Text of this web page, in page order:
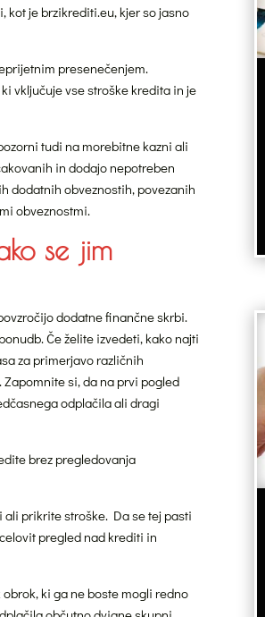
je brzikrediti.eu, kjer so jasno
presenečenjem.
vključuje vse stroške kredita in je
tudi na morebitne kazni ali
in dodajo nepotreben
dodatnih obveznostih, povezanih
obveznostmi.
se jim
dodatne finančne skrbi.
Če želite izvedeti, kako najti
za primerjavo različnih
si, da na prvi pogled
odplačila ali dragi
brez pregledovanja
prikrite stroške. Da se tej pasti
pregled nad krediti in
ki ga ne boste mogli redno